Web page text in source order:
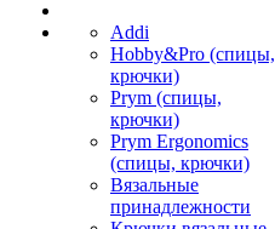
Addi
Hobby&Pro (спицы,
крючки)
Prym (спицы,
крючки)
Prym Ergonomics
(спицы, крючки)
Вязальные
принадлежности